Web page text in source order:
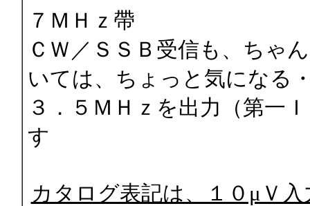
７ＭＨｚ帶
ＣＷ／ＳＳＢ受信も、ちゃ
いては、ちょっと気になる
３．５ＭＨｚを出力（第一
す
カタログ表記は、１０μＶ